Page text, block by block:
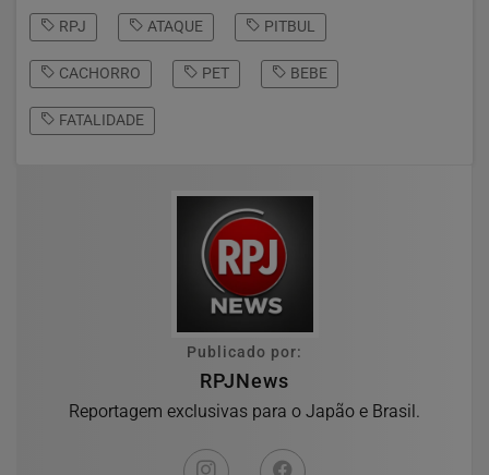
RPJ ATAQUE PITBUL
CACHORRO PET BEBE
FATALIDADE
Publicado por:
RPJNews
Reportagem exclusivas para o Japão e Brasil.